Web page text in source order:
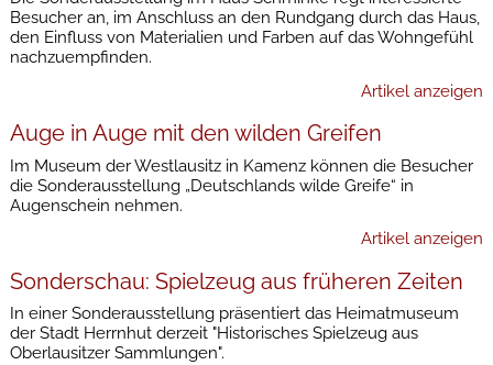
Besucher an, im Anschluss an den Rundgang durch das Haus,
den Einfluss von Materialien und Farben auf das Wohngefühl
nachzuempfinden.
Artikel anzeigen
Auge in Auge mit den wilden Greifen
Im Museum der Westlausitz in Kamenz können die Besucher
die Sonderausstellung „Deutschlands wilde Greife“ in
Augenschein nehmen.
Artikel anzeigen
Sonderschau: Spielzeug aus früheren Zeiten
In einer Sonderausstellung präsentiert das Heimatmuseum
der Stadt Herrnhut derzeit "Historisches Spielzeug aus
Oberlausitzer Sammlungen".